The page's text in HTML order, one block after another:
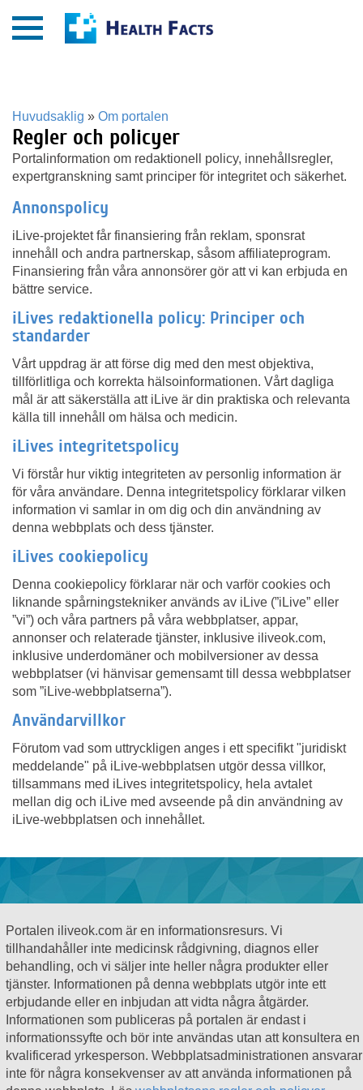
Huvudsaklig » Om portalen
Regler och policyer
Portalinformation om redaktionell policy, innehållsregler,
expertgranskning samt principer för integritet och säkerhet.
Annonspolicy
iLive-projektet får finansiering från reklam, sponsrat
innehåll och andra partnerskap, såsom affiliateprogram.
Finansiering från våra annonsörer gör att vi kan erbjuda en
bättre service.
iLives redaktionella policy: Principer och
standarder
Vårt uppdrag är att förse dig med den mest objektiva,
tillförlitliga och korrekta hälsoinformationen. Vårt dagliga
mål är att säkerställa att iLive är din praktiska och relevanta
källa till innehåll om hälsa och medicin.
iLives integritetspolicy
Vi förstår hur viktig integriteten av personlig information är
för våra användare. Denna integritetspolicy förklarar vilken
information vi samlar in om dig och din användning av
denna webbplats och dess tjänster.
iLives cookiepolicy
Denna cookiepolicy förklarar när och varför cookies och
liknande spårningstekniker används av iLive (”iLive” eller
”vi”) och våra partners på våra webbplatser, appar,
annonser och relaterade tjänster, inklusive iliveok.com,
inklusive underdomäner och mobilversioner av dessa
webbplatser (vi hänvisar gemensamt till dessa webbplatser
som ”iLive-webbplatserna”).
Användarvillkor
Förutom vad som uttryckligen anges i ett specifikt "juridiskt
meddelande" på iLive-webbplatsen utgör dessa villkor,
tillsammans med iLives integritetspolicy, hela avtalet
mellan dig och iLive med avseende på din användning av
iLive-webbplatsen och innehållet.
Portalen iliveok.com är en informationsresurs. Vi
tillhandahåller inte medicinsk rådgivning, diagnos eller
behandling, och vi säljer inte heller några produkter eller
tjänster. Informationen på denna webbplats utgör inte ett
erbjudande eller en inbjudan att vidta några åtgärder.
Informationen som publiceras på portalen är endast i
informationssyfte och bör inte användas utan att konsultera en
kvalificerad yrkesperson. Webbplatsadministrationen ansvarar
inte för några konsekvenser av att använda informationen på